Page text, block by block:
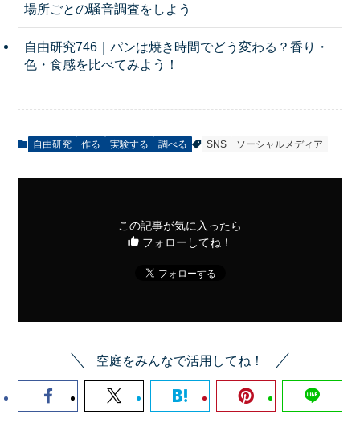
場所ごとの騒音調査をしよう
自由研究746｜パンは焼き時間でどう変わる？香り・
色・食感を比べてみよう！
自由研究 作る 実験する 調べる SNS ソーシャルメディア
この記事が気に入ったら
フォローしてね！
空庭をみんなで活用してね！